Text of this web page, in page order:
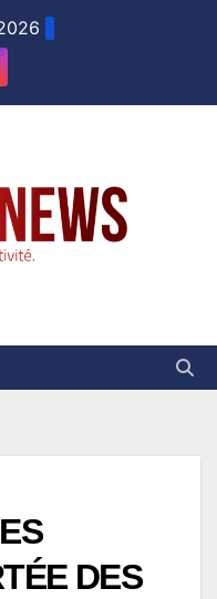
DES